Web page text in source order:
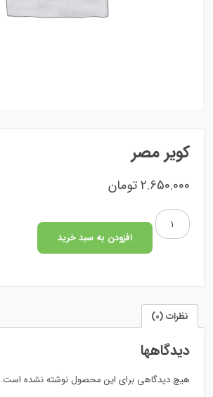
کویر مصر
2.650.000تومان
کویر
مصر
عدد
افزودن به سبد خرید
نظرات (0)
دیدگاهها
هیچ دیدگاهی برای این محصول نوشته نشده است.